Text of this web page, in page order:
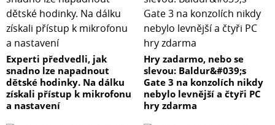
Experti předvedli, jak
snadno lze napadnout
dětské hodinky. Na dálku
získali přístup k mikrofonu
a nastavení
Hry zadarmo, nebo se
slevou: Baldur&#039;s
Gate 3 na konzolích nikdy
nebylo levnější a čtyři PC
hry zdarma